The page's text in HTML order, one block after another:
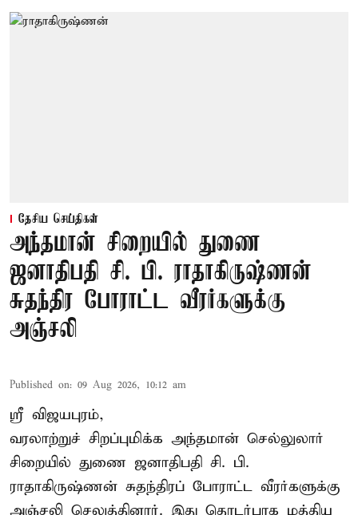
தேசிய செய்திகள்
அந்தமான் சிறையில் துணை
ஜனாதிபதி சி. பி. ராதாகிருஷ்ணன்
சுதந்திர போராட்ட வீரர்களுக்கு
அஞ்சலி
Published on: 09 Aug 2026, 10:12 am
ஸ்ரீ விஜயபுரம்,
வரலாற்றுச் சிறப்புமிக்க அந்தமான் செல்லுலார்
சிறையில் துணை ஜனாதிபதி சி. பி.
ராதாகிருஷ்ணன் சுதந்திரப் போராட்ட வீரர்களுக்கு
அஞ்சலி செலுத்தினார். இது தொடர்பாக மத்திய